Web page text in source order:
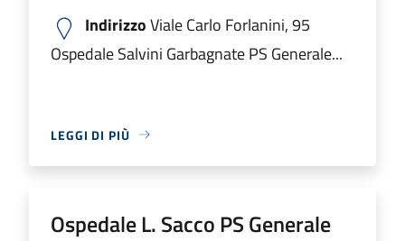
IndirizzoViale Carlo Forlanini, 95
Ospedale Salvini Garbagnate PS Generale...
LEGGI DI PIÙ
Ospedale L. Sacco PS Generale